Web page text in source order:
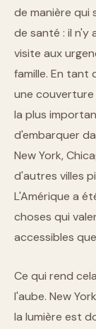
de manière qui
de santé : il n'y
visite aux
famille. En tant
une couverture
la plus
d'embarquer
New York,
d'autres villes
L'Amérique a
choses qui
accessibles
Ce qui rend
l'aube. New
la lumière est